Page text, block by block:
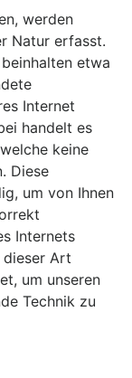
werden
Natur erfasst.
etwa
Internet
handelt es
keine
Diese
um von Ihnen
Internets
dieser Art
um unseren
Technik zu